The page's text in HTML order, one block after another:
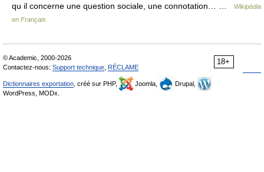
qu il concerne une question sociale, une connotation… …
Wikipédia
en Français
18+
© Academic, 2000-2026
Contactez-nous: Support technique RÉCLAME
Dictionnaires exportation , créé sur PHP, Joomla,
Drupal,
WordPress, MODx.